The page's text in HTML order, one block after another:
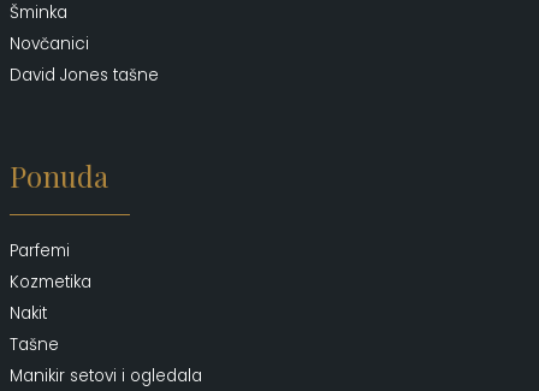
Šminka
Novčanici
David Jones tašne
Ponuda
Parfemi
Kozmetika
Nakit
Tašne
Manikir setovi i ogledala